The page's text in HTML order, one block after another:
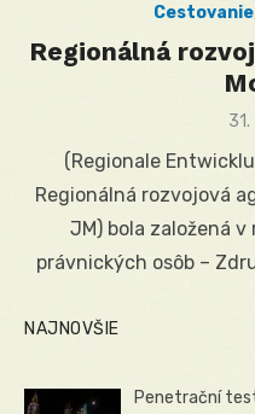
Cestovanie
Regionálná
(Regionale
Regionálná rozvojová
JM) bola založená
právnických osôb –
NAJNOVŠIE
Penetrační